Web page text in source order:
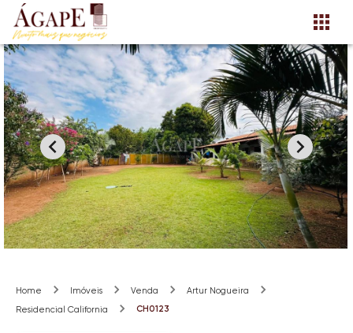
Home Imóveis Venda
Artur Nogueira
Residencial California
CH0123